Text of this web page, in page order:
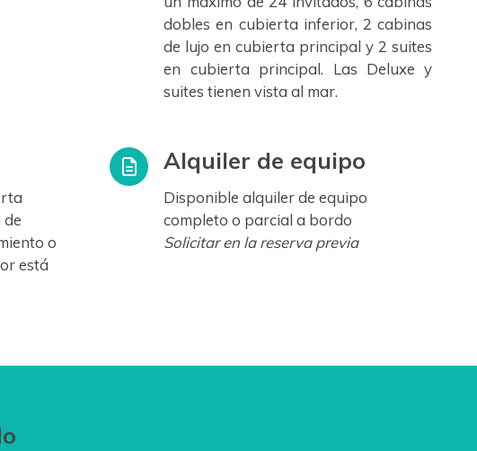
dobles en cubierta inferior, 2 cabinas
de lujo en cubierta principal y 2 suites
en cubierta principal. Las Deluxe y
suites tienen vista al mar.
de
o
está
Alquiler de equipo
Disponible alquiler de equipo
completo o parcial a bordo
Solicitar en la reserva previa